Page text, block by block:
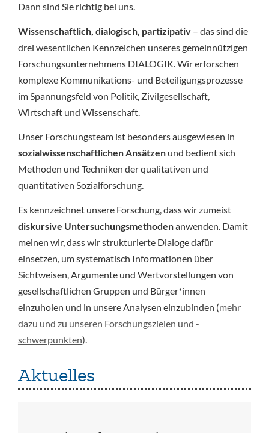
Dann sind Sie richtig bei uns.
Wissenschaftlich, dialogisch, partizipativ – das sind die
drei wesentlichen Kennzeichen unseres gemeinnützigen
Forschungsunternehmens DIALOGIK. Wir erforschen
komplexe Kommunikations- und Beteiligungsprozesse
im Spannungsfeld von Politik, Zivilgesellschaft,
Wirtschaft und Wissenschaft.
Unser Forschungsteam ist besonders ausgewiesen in
sozialwissenschaftlichen Ansätzenund bedient sich
Methoden und Techniken der qualitativen und
quantitativen Sozialforschung.
Es kennzeichnet unsere Forschung, dass wir zumeist
diskursive Untersuchungsmethodenanwenden. Damit
meinen wir, dass wir strukturierte Dialoge dafür
einsetzen, um systematisch Informationen über
Sichtweisen, Argumente und Wertvorstellungen von
gesellschaftlichen Gruppen und Bürger*innen
einzuholen und in unsere Analysen einzubinden (mehr
dazu und zu unseren Forschungszielen und -
schwerpunkten).
Aktuelles